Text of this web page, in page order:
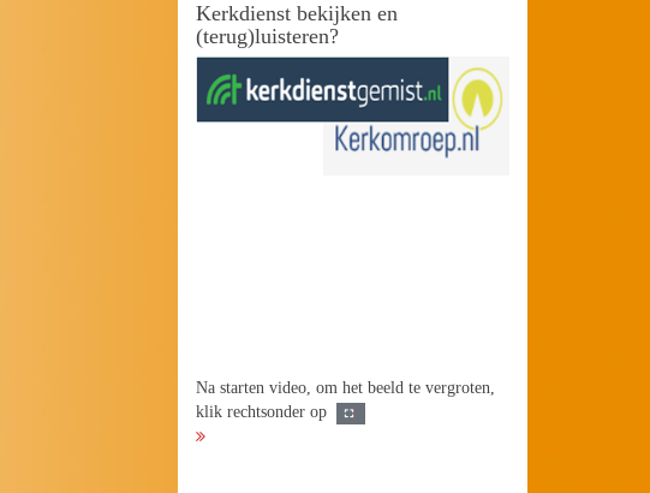
Kerkdienst bekijken en
(terug)luisteren?
Na starten video, om het beeld te vergroten,
klik rechtsonder op